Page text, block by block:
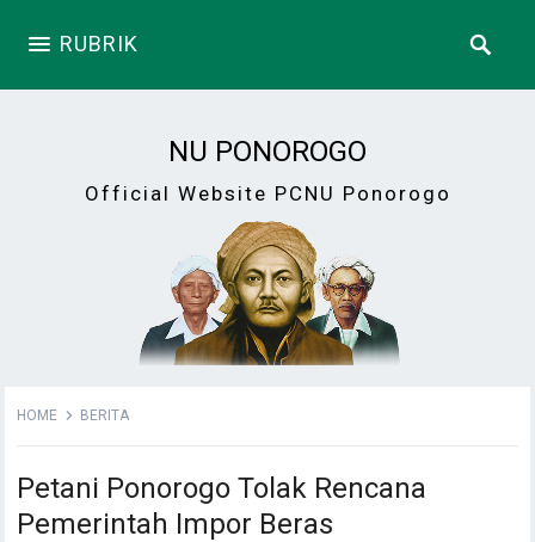
RUBRIK
NU PONOROGO
Official Website PCNU Ponorogo
HOME BERITA
Petani Ponorogo Tolak Rencana
Pemerintah Impor Beras